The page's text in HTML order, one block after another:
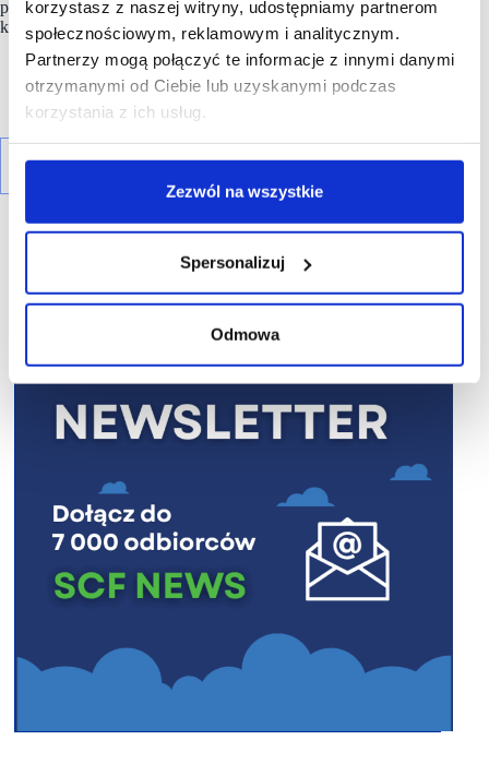
korzystasz z naszej witryny, udostępniamy partnerom
społecznościowym, reklamowym i analitycznym.
Partnerzy mogą połączyć te informacje z innymi danymi
otrzymanymi od Ciebie lub uzyskanymi podczas
korzystania z ich usług.
Zezwól na wszystkie
Spersonalizuj
Odmowa
przychodów spółka chce przełożyć również na wzrost zysku,
którym
R E K L A M A